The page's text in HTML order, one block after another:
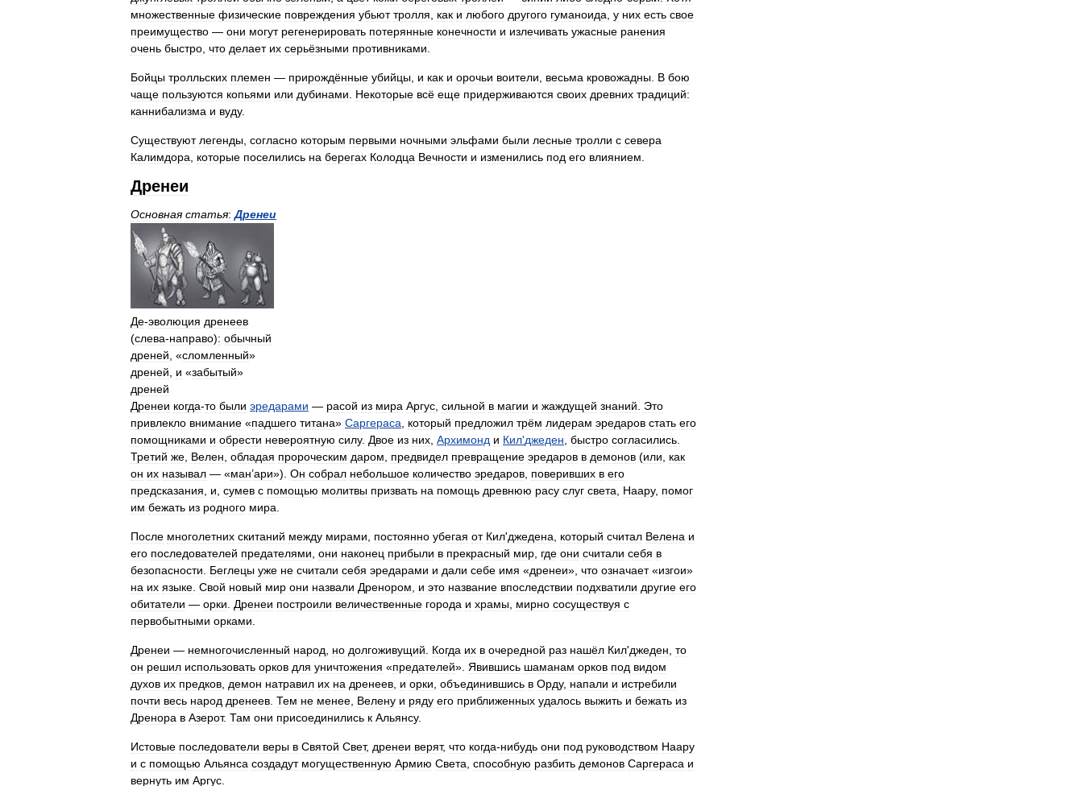
множественные физические повреждения убьют тролля как и любого другого гуманоида у них есть свое
преимущество — они могут регенерировать потерянные конечности и излечивать ужасные ранения
очень быстро что делает их серьёзными противниками
Бойцы тролльских племен — прирождённые убийцы и как и орочьи воители весьма кровожадны В бою
чаще пользуются копьями или дубинами Некоторые всё еще придерживаются своих древних традиций:
каннибализма и вуду.
Существуют легенды согласно которым первыми ночными эльфами были лесные тролли с севера
Калимдора
которые поселились на берегах Колодца Вечности и изменились под его влиянием
Дренеи
Основная статья: Дренеи
Де-эволюция дренеев
(слева-направо): обычный
дреней , «сломленный»
дреней
и «забытый»
дреней
Дренеи когда-то были эредарами — расой из мира Аргус сильной в магии и жаждущей знаний
Это
привлекло внимание «падшего титана» Саргераса который предложил трём лидерам эредаров стать его
помощниками и обрести невероятную силу. Двое из них Архимонд и Кил'джеден быстро согласились
Третий же Велен обладая пророческим даром предвидел превращение эредаров в демонов (или
как
он их называл — «ман’ари»). Он собрал небольшое количество эредаров поверивших в его
предсказания
и сумев с помощью молитвы призвать на помощь древнюю расу слуг света Наару, помог
им бежать из родного мира
После многолетних скитаний между мирами постоянно убегая от Кил'джедена который считал Велена и
его последователей предателями они наконец прибыли в прекрасный мир где они считали себя в
безопасности
Беглецы уже не считали себя эредарами и дали себе имя «дренеи», что означает«изгои»
на их языке Свой новый мир они назвали Дренором и это название впоследствии подхватили другие его
обитатели — орки Дренеи построили величественные города и храмы мирно сосуществуя с
первобытными орками
Дренеи — немногочисленный народ но долгоживущий Когда их в очередной раз нашёл Кил'джеден то
он решил использовать орков для уничтожения «предателей». Явившись шаманам орков под видом
духов их предков демон натравил их на дренеев и орки объединившись в Орду, напали и истребили
почти весь народ дренеев Тем не менее Велену и ряду его приближенных удалось выжить и бежать из
Дренора в Азерот. Там они присоединились к Альянсу.
Истовые последователи веры в Святой Свет, дренеи верят, что когда-нибудь они под руководством Наару
и с помощью Альянса создадут могущественную Армию Света способную разбить демонов Саргераса и
вернуть им Аргус